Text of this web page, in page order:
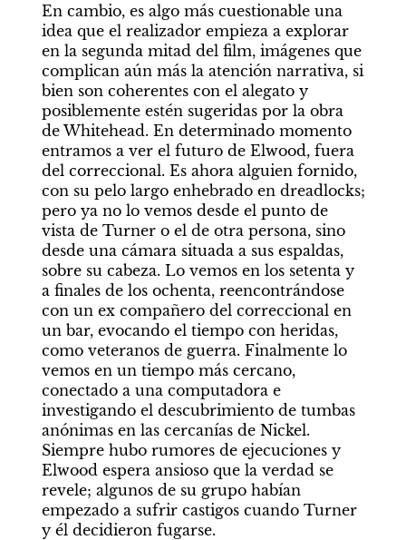
En cambio, es algo más cuestionable una
idea que el realizador empieza a explorar
en la segunda mitad del film, imágenes que
complican aún más la atención narrativa, si
bien son coherentes con el alegato y
posiblemente estén sugeridas por la obra
de Whitehead. En determinado momento
entramos a ver el futuro de Elwood, fuera
del correccional. Es ahora alguien fornido,
con su pelo largo enhebrado en dreadlocks;
pero ya no lo vemos desde el punto de
vista de Turner o el de otra persona, sino
desde una cámara situada a sus espaldas,
sobre su cabeza. Lo vemos en los setenta y
a finales de los ochenta, reencontrándose
con un ex compañero del correccional en
un bar, evocando el tiempo con heridas,
como veteranos de guerra. Finalmente lo
vemos en un tiempo más cercano,
conectado a una computadora e
investigando el descubrimiento de tumbas
anónimas en las cercanías de Nickel.
Siempre hubo rumores de ejecuciones y
Elwood espera ansioso que la verdad se
revele; algunos de su grupo habían
empezado a sufrir castigos cuando Turner
y él decidieron fugarse.